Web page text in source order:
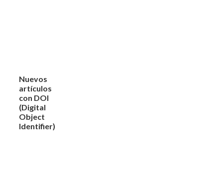
Nuevos
artículos
con DOI
(Digital
Object
Identifier)